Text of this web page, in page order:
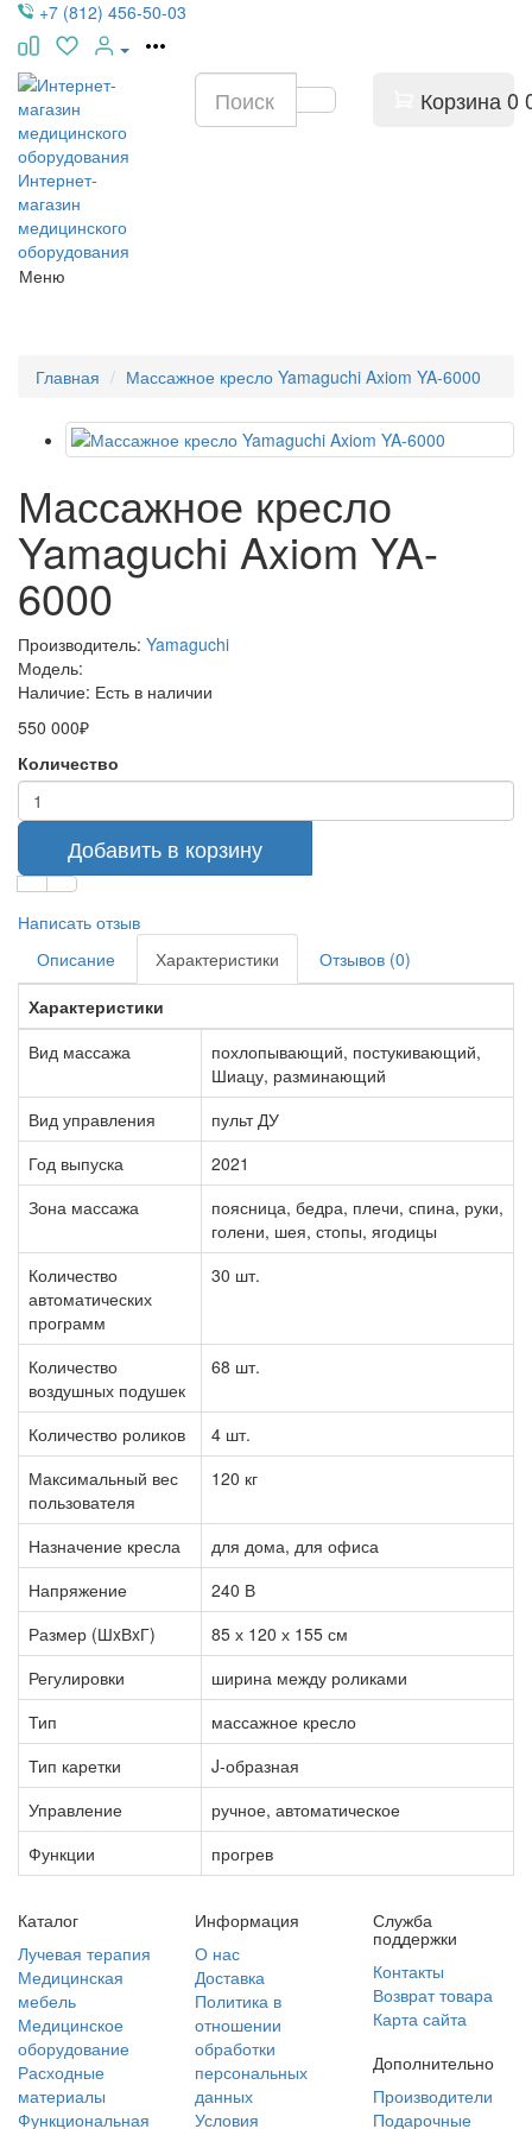
+7 (812) 456-50-03
Интернет-
магазин
медицинского
оборудования
Корзина 0
Меню
Главная Массажное кресло Yamaguchi Axiom YA-6000
Массажное кресло
Yamaguchi Axiom YA-
6000
Производитель: Yamaguchi
Модель:
Наличие: Есть в наличии
550 000₽
Количество
Добавить в корзину
Написать отзыв
Описание
Характеристики
Отзывов (0)
Характеристики
Вид массажа
похлопывающий, постукивающий,
Шиацу, разминающий
Вид управления
пульт ДУ
Год выпуска
2021
Зона массажа
поясница, бедра, плечи, спина, руки,
голени, шея, стопы, ягодицы
Количество
автоматических
программ
30 шт.
Количество
воздушных подушек
68 шт.
Количество роликов
4 шт.
Максимальный вес
пользователя
120 кг
Назначение кресла
для дома, для офиса
Напряжение
240 В
Размер (ШxВxГ)
85 х 120 х 155 см
Регулировки
ширина между роликами
Тип
массажное кресло
Тип каретки
J-образная
Управление
ручное, автоматическое
Функции
прогрев
Каталог
Лучевая терапия
Медицинская
мебель
Медицинское
оборудование
Расходные
материалы
Функциональная
Информация
О нас
Доставка
Политика в
отношении
обработки
персональных
данных
Условия
Служба
поддержки
Контакты
Возврат товара
Карта сайта
Дополнительно
Производители
Подарочные